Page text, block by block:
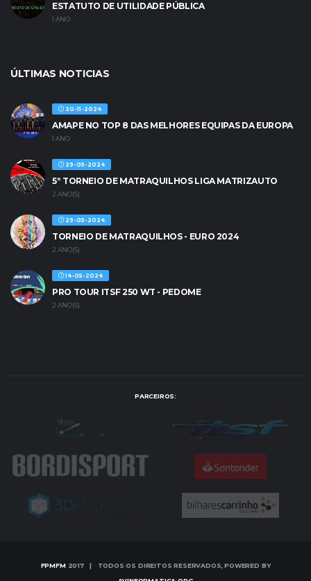
ESTATUTO DE UTILIDADE PÚBLICA
1 ANO
ÚLTIMAS NOTICIAS
20-11-2024
AMAPE NO TOP 8 DAS MELHORES EQUIPAS DA EUROPA
1 ANO
29-05-2024
5º TORNEIO DE MATRAQUILHOS LIGA MATRIZAUTO
2 ANO(S)
29-05-2024
TORNEIO DE MATRAQUILHOS - EURO 2024
2 ANO(S)
14-05-2024
PRO TOUR ITSF 250 WT - PEDOME
2 ANO(S)
PARCEIROS:
FPMFM2017 | TODOS OS DIREITOS RESERVADOS, POWERED BY